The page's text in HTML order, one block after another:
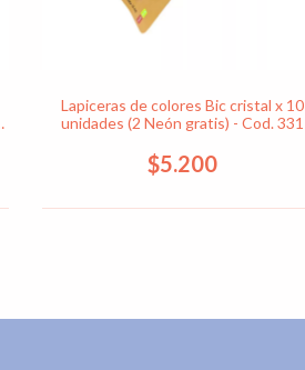
Lapiceras de colores Bic cristal x 10
unidades (2 Neón gratis) - Cod. 331
$5.200